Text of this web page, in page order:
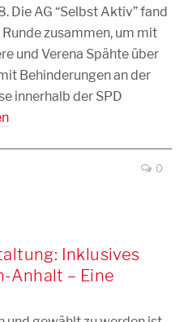
Die AG “Selbst Aktiv” fand
zusammen, um mit
und Verena Spähte über
Behinderungen an der
innerhalb der SPD
0
Inklusives
Anhalt – Eine